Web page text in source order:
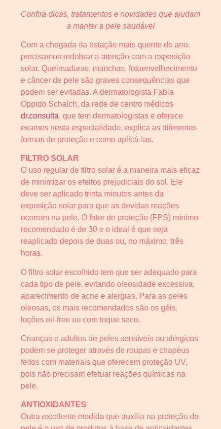
Confira dicas, tratamentos e novidades que ajudam
a manter a pele saudável
Com a chegada da estação mais quente do ano,
precisamos redobrar a atenção com a exposição
solar. Queimaduras, manchas, fotoenvelhecimento
e câncer de pele são graves consequências que
podem ser evitadas. A dermatologista Fabia
Oppido Schalch, da rede de centro médicos
dr.consulta, que tem dermatologistas e oferece
exames nesta especialidade, explica as diferentes
formas de proteção e como aplicá-las.
FILTRO SOLAR
O uso regular de filtro solar é a maneira mais eficaz
de minimizar os efeitos prejudiciais do sol. Ele
deve ser aplicado trinta minutos antes da
exposição solar para que as devidas reações
ocorram na pele. O fator de proteção (FPS) mínimo
recomendado é de 30 e o ideal é que seja
reaplicado depois de duas ou, no máximo, três
horas.
O filtro solar escolhido tem que ser adequado para
cada tipo de pele, evitando oleosidade excessiva,
aparecimento de acne e alergias. Para as peles
oleosas, os mais recomendados são os géis,
loções oil-free ou com toque seco.
Crianças e adultos de peles sensíveis ou alérgicos
podem se proteger através de roupas e chapéus
feitos com materiais que oferecem proteção UV,
pois não precisam efetuar reações químicas na
pele.
ANTIOXIDANTES
Outra excelente medida que auxilia na proteção da